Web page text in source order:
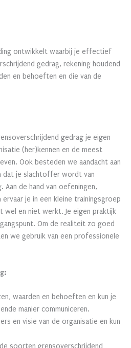
ontwikkelt waarbij je effectief
gedrag, rekening houdend
en behoeften en die van de
gedrag je eigen
(her)kennen en de meest
Ook besteden we aandacht aan
dat je slachtoffer wordt van
Aan de hand van oefeningen,
je in een kleine trainingsgroep
wel en niet werkt. Je eigen praktijk
Om de realiteit zo goed
we gebruik van een professionele
waarden en behoeften en kun je
manier communiceren.
en visie van de organisatie en kun